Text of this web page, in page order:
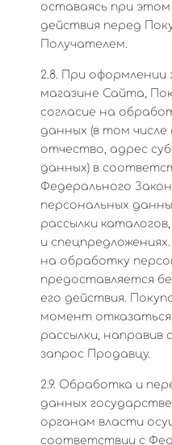
оставаясь при
действия перед
Получателем.
2.8. При
магазине Сайта,
согласие на
данных (в том числе
отчество, адрес
данных) в
Федерального
персональных
рассылки
и
на обработку
предоставляется
его действия.
момент отказаться
рассылки,
запрос Продавцу.
2.9. Обработка и
данных
органам власти
соответствии с